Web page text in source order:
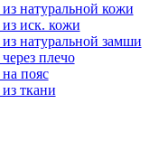
натуральной кожи
иск. кожи
натуральной замши
плечо
пояс
ткани